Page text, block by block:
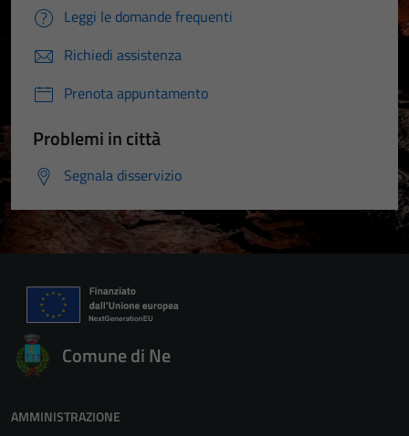
Leggi le domande frequenti
Richiedi assistenza
Prenota appuntamento
Problemi in città
Segnala disservizio
Comune di Ne
AMMINISTRAZIONE